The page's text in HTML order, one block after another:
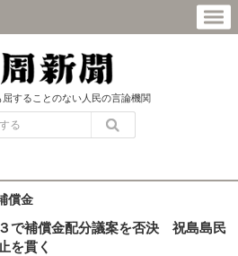
することのない人民の言論機関
償金
で補償金配分議案を否決 祝島島民
を貫く